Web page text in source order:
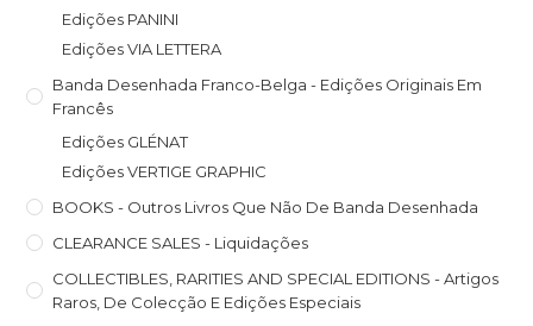
Edições PANINI
Edições VIA LETTERA
Banda Desenhada Franco-Belga - Edições Originais Em
Francês
Edições GLÉNAT
Edições VERTIGE GRAPHIC
BOOKS - Outros Livros Que Não De Banda Desenhada
CLEARANCE SALES - Liquidações
COLLECTIBLES, RARITIES AND SPECIAL EDITIONS - Artigos
Raros, De Colecção E Edições Especiais